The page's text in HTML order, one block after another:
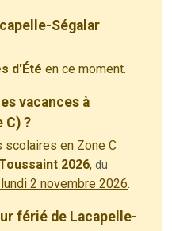
Ségalar
d'Été en ce moment.
vacances à
C) ?
scolaires en Zone C
2026, du
lundi 2 novembre 2026.
férié de Lacapelle-